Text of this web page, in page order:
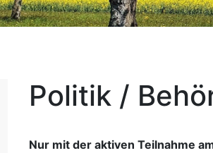
Politik /
Nur mit der aktiven Teilnahme